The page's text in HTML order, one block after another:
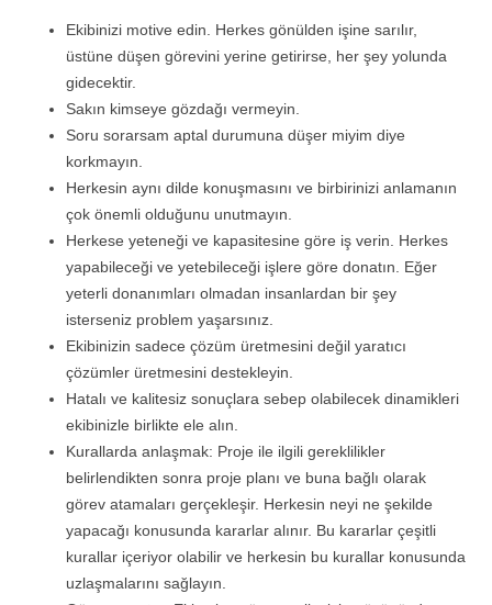
Ekibinizi motive edin. Herkes gönülden işine sarılır,
üstüne düşen görevini yerine getirirse, her şey yolunda
gidecektir.
Sakın kimseye gözdağı vermeyin.
Soru sorarsam aptal durumuna düşer miyim diye
korkmayın.
Herkesin aynı dilde konuşmasını ve birbirinizi anlamanın
çok önemli olduğunu unutmayın.
Herkese yeteneği ve kapasitesine göre iş verin. Herkes
yapabileceği ve yetebileceği işlere göre donatın. Eğer
yeterli donanımları olmadan insanlardan bir şey
isterseniz problem yaşarsınız.
Ekibinizin sadece çözüm üretmesini değil yaratıcı
çözümler üretmesini destekleyin.
Hatalı ve kalitesiz sonuçlara sebep olabilecek dinamikleri
ekibinizle birlikte ele alın.
Kurallarda anlaşmak: Proje ile ilgili gereklilikler
belirlendikten sonra proje planı ve buna bağlı olarak
görev atamaları gerçekleşir. Herkesin neyi ne şekilde
yapacağı konusunda kararlar alınır. Bu kararlar çeşitli
kurallar içeriyor olabilir ve herkesin bu kurallar konusunda
uzlaşmalarını sağlayın.